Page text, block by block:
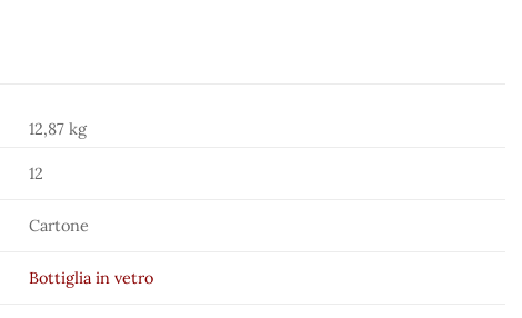
12,87 kg
12
Cartone
Bottiglia in vetro